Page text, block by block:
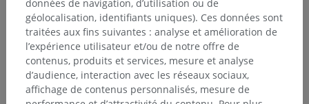
données de navigation, d’utilisation ou de
géolocalisation, identifiants uniques). Ces données sont
traitées aux fins suivantes : analyse et amélioration de
l’expérience utilisateur et/ou de notre offre de
contenus, produits et services, mesure et analyse
d’audience, interaction avec les réseaux sociaux,
affichage de contenus personnalisés, mesure de